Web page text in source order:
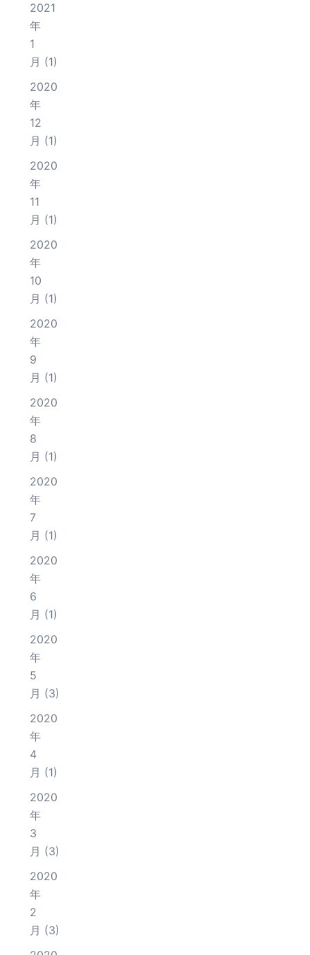
2021
年
1
月 (1)
2020
年
12
月 (1)
2020
年
11
月 (1)
2020
年
10
月 (1)
2020
年
9
月 (1)
2020
年
8
月 (1)
2020
年
7
月 (1)
2020
年
6
月 (1)
2020
年
5
月 (3)
2020
年
4
月 (1)
2020
年
3
月 (3)
2020
年
2
月 (3)